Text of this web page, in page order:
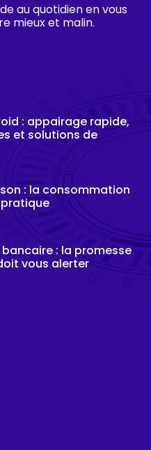
au quotidien en vous
mieux et malin.
: appairage rapide,
et solutions de
: la consommation
pratique
bancaire : la promesse
vous alerter